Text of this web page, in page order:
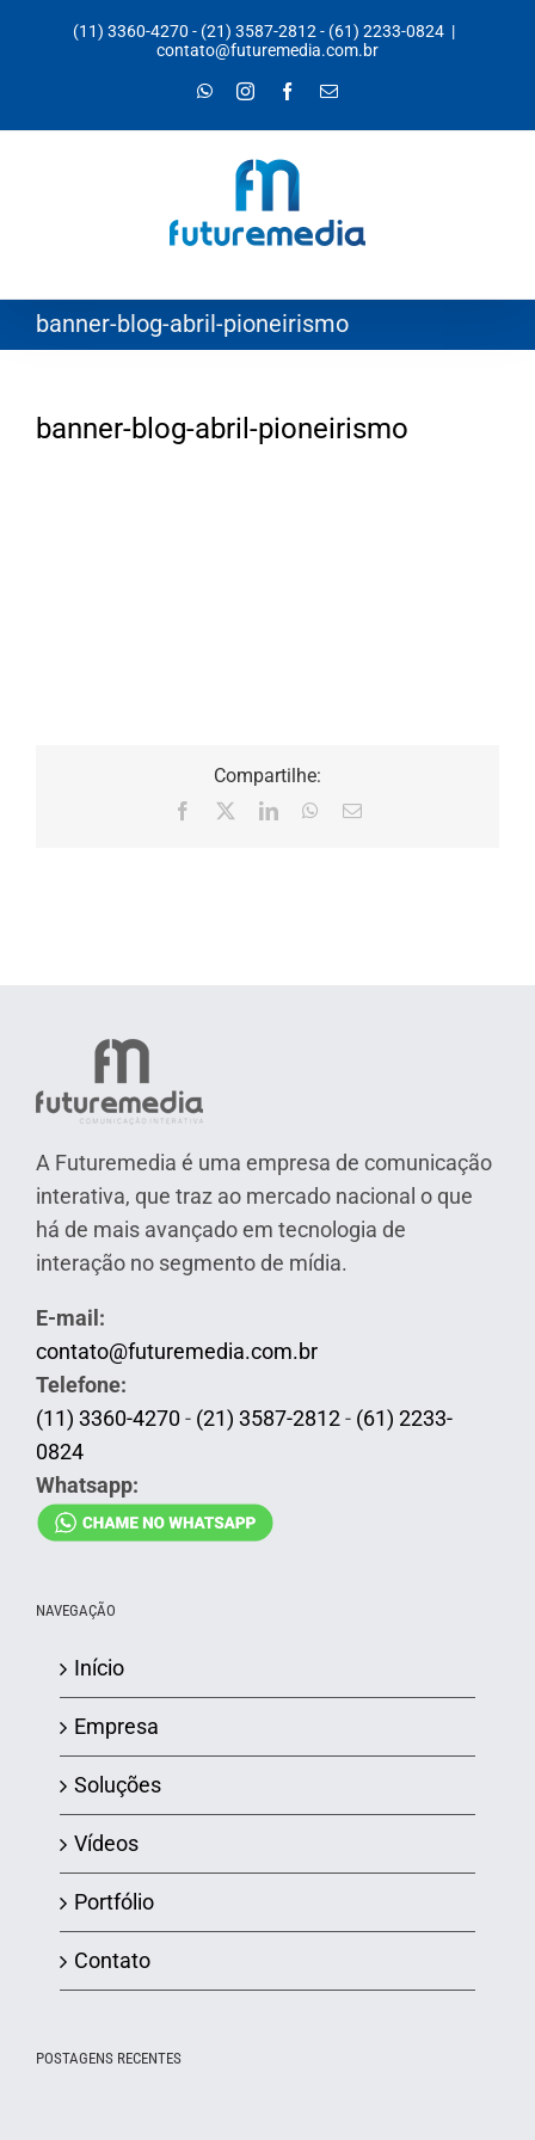
(11) 3360-4270 - (21) 3587-2812- (61) 2233-0824 |
contato@futuremedia.com.br
WhatsAppInstagramFacebook
E-
banner-blog-abril-pioneirismo
banner-blog-abril-pioneirismo
Compartilhe:
Facebook LinkedInWhatsApp
E-
A Futuremedia é uma empresa de comunicação
interativa, que traz ao mercado nacional o que
há de mais avançado em tecnologia de
interação no segmento de mídia.
E-mail:
contato@futuremedia.com.br
Telefone:
(11) 3360-4270 - (21) 3587-2812- (61) 2233-
0824
Whatsapp:
NAVEGAÇÃO
Início
Empresa
Soluções
Vídeos
Portfólio
Contato
POSTAGENS RECENTES